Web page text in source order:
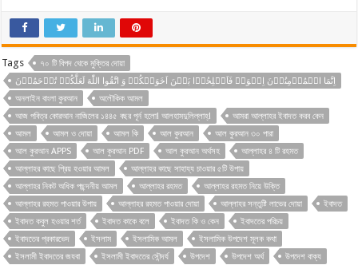
Tags
৭০ টি বিপদ থেকে মুক্তির দোয়া
اِنَّمَا الۡمُؤۡمِنُوۡنَ اِخۡوَۃٌ فَاَصۡلِحُوۡا بَیۡنَ اَخَوَیۡکُمۡ وَ اتَّقُوا اللّٰهَ لَعَلَّکُمۡ تُرۡحَمُوۡنَ
অনলাইন বাংলা কুরআন
অলৌকিক আমল
আজ পবিত্র কোরআন নাজিলের ১৪৪৫ বছর পূর্ন হলো! আলহামদুলিল্লাহ্!
আমরা আল্লাহর ইবাদত করব কেন
আমল
আমল ও দোয়া আমল কি আল কুরআন
আল কুরআন ৩০ পারা
আল কুরআন APPS
আল কুরআন PDF আল কুরআন অর্থসহ
আল্লাহর ৪ টি রহমত
আল্লাহর কাছে প্রিয় হওয়ার আমল
আল্লাহর কাছে সাহায্য চাওয়ার ৫টি উপায়
আল্লাহর নিকট অধিক পছন্দনীয় আমল
আল্লাহর রহমত
আল্লাহর রহমত নিয়ে উক্তি
আল্লাহর রহমত পাওয়ার উপায়
আল্লাহর রহমত পাওয়ার দোয়া আল্লাহর সন্তুষ্টি লাভের দোয়া
ইবাদত
ইবাদত কবুল হওয়ার শর্ত
ইবাদত কাকে বলে ইবাদত কি ও কেন
ইবাদতের পরিচয়
ইবাদতের প্রকারভেদ
ইসলাম ইসলামিক আমল
ইসলামিক উপদেশ মূলক কথা
ইসলামী ইবাদতের জযবা
ইসলামী ইবাদতের সৌন্দর্য উপদেশ উপদেশ অর্থ উপদেশ বাক্য